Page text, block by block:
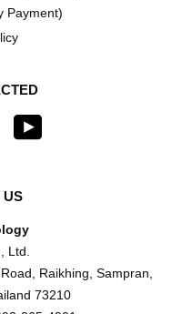
Payment)
US
Ltd.
Raikhing, Sampran,
73210